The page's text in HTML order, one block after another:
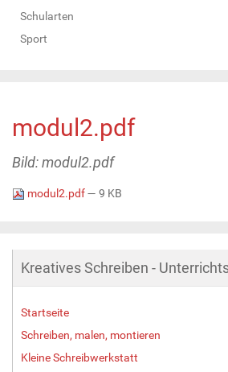
Schularten
Sport
modul2.pdf
Bild: modul2.pdf
modul2.pdf— 9 KB
Kreatives Schreiben -
Startseite
Schreiben, malen, montieren
Kleine Schreibwerkstatt